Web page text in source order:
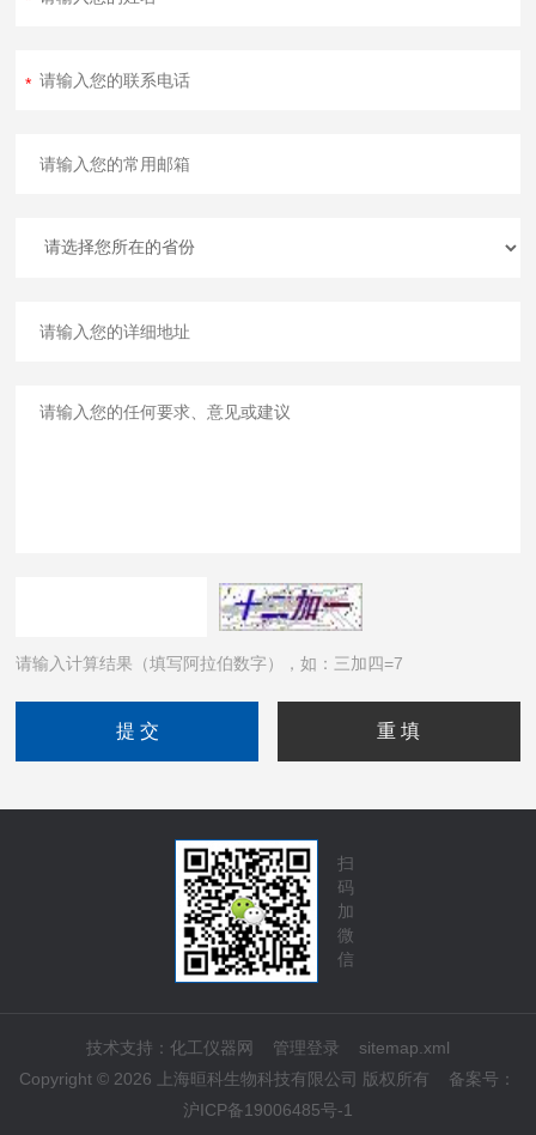
请输入计算结果（填写阿拉伯数字），如：三加四=7
扫
码
加
微
信
技术支持： 化工仪器网 管理登录
sitemap.xml
Copyright © 2026 上海晅科生物科技有限公司 版权所有 备案号：
沪ICP备19006485号-1